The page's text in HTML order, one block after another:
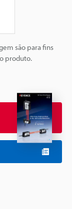
são para fins
produto.